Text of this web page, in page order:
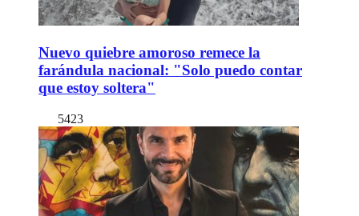
Nuevo quiebre amoroso remece la
farándula nacional: "Solo puedo contar
que estoy soltera"
5423